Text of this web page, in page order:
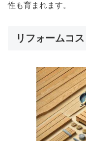
性も育まれます。
リフォームコ